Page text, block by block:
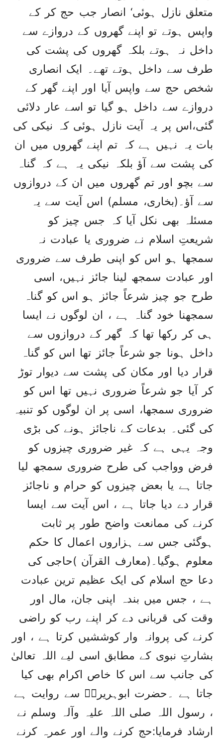
متعلق نازل ہوئی‘ انصار جب حج کر کے
واپس ہوتے تو اپنے گھروں کے دروازے سے
داخل نہ ہوتے بلکہ گھروں کی پشت کی
طرف سے داخل ہوتے تھے۔ ایک انصاری
شخص حج سے واپس آیا اور اپنے گھر کے
دروازے سے داخل ہو گیا تو اسے عار دلائی
گئی،اس پر یہ آیت نازل ہوئی کہ نیکی کی
بات یہ نہیں ہے کہ تم اپنے گھروں میں ان
کی پشت سے آؤ بلکہ نیکی یہ ہے کہ گناہ
سے بچو اور تم گھروں میں ان کے دروازوں
سے آؤ۔(بخاری، مسلم) اس آیت سے یہ
مسئلہ بھی نکل آیا کہ جس چیز کو
شریعتِ اسلام نے ضروری یا عبادت نہ
سمجھا ہو اس کو اپنی طرف سے ضروری
اور عبادت سمجھ لینا جائز نہیں، اسی
طرح جو چیز شرعاً جائز ہو اس کو گناہ
سمجھنا خود گناہ ہے ، ان لوگوں نے ایسا
ہی کر رکھا تھا کہ گھر کے دروازوں سے
داخل ہونا جو شرعاً جائز تھا اس کو گناہ
قرار دیا اور مکان کی پشت سے دیوار توڑ
کر آیا جو شرعاً ضروری نہیں تھا اس کو
ضروری سمجھا، اسی پر ان لوگوں کو تنبیہ
کی گئی۔ بدعات کے ناجائز ہونے کی بڑی
وجہ یہی ہے کہ غیر ضروری چیزوں کو
فرض وواجب کی طرح ضروری سمجھ لیا
جاتا ہے یا بعض چیزوں کو حرام و ناجائز
قرار دے دیا جاتا ہے ، اس آیت سے ایسا
کرنے کی ممانعت واضح طور پر ثابت
ہوگئی جس سے ہزاروں اعمال کا حکم
معلوم ہوگیا۔(معارف القرآن )حاجی کی
دعا حج اسلام کی ایک عظیم ترین عبادت
ہے ، جس میں بندہ اپنی جان، مال اور
وقت کی قربانی دے کر اپنے رب کو راضی
کرنے کی پروانہ وار کوششیں کرتا ہے ، اور
بشارتِ نبوی کے مطابق اسی لیے اللہ تعالیٰ
کی جانب سے اس کا خاص اکرام بھی کیا
جاتا ہے ۔حضرت ابوہریرہؓ سے روایت ہے
، رسول اللہ صلی اللہ علیہ وآلہ وسلم نے
ارشاد فرمایا:حج کرنے والے اور عمرہ کرنے